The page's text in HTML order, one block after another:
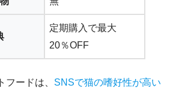
定期購入で最大
20％OFF
フードは、 SNSで猫の嗜好性が高い